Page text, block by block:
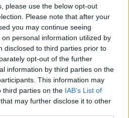
please use the below opt-out
Please note that after your
you may continue seeing
personal information utilized by
disclosed to third parties prior to
opt-out of the further
information by third parties on the
This information may
third parties on the IAB’s List of
that may further disclose it to other
Hollywood Walk Of Fame
Τομ Κρουζ
Χάλι Μπέρι